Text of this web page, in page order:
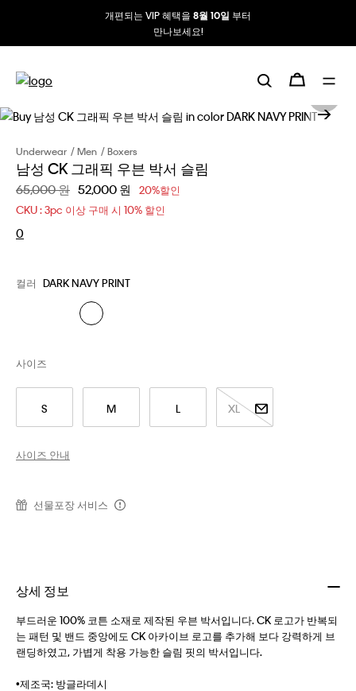
개편되는 VIP 혜택을 8월 10일 부터
만나보세요!
Underwear Men Boxers
남성 CK 그래픽 우븐 박서 슬림
할인 전 가격
65,000 원 할인된 가격
52,000 원
20%할인
CKU : 3pc 이상 구매 시 10% 할인
0
컬러 DARK NAVY PRINT
S M L XL
사이즈
사이즈 안내
선물포장 서비스
상세 정보
부드러운 100% 코튼 소재로 제작된 우븐 박서입니다. CK 로고가 반복되
는 패턴 및 밴드 중앙에도 CK 아카이브 로고를 추가해 보다 강력하게 브
랜딩하였고, 가볍게 착용 가능한 슬림 핏의 박서입니다.
•제조국: 방글라데시